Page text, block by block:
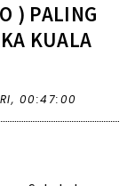
) PALING
KUALA
00:47:00